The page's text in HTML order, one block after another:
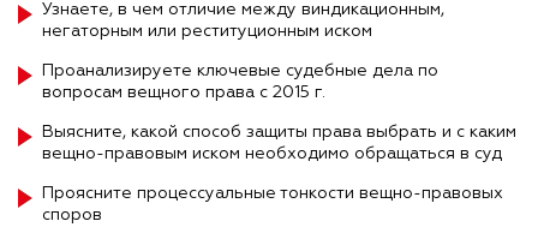
Узнаете, в чем отличие между виндикационным,
негаторным или реституционным иском
Проанализируете ключевые судебные дела по
вопросам вещного права с 2015 г.
Выясните, какой способ защиты права выбрать и с каким
вещно-правовым иском необходимо обращаться в суд
Проясните процессуальные тонкости вещно-правовых
споров